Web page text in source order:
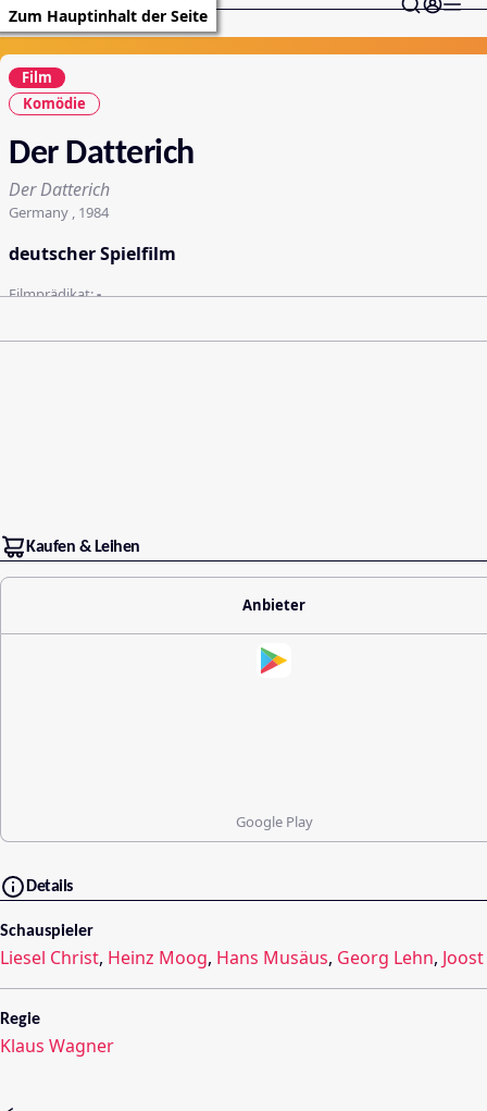
Zum Hauptinhalt der Seite
Film
Komödie
Der Datterich
Der Datterich
Germany , 1984
deutscher Spielfilm
Filmprädikat:-
Kaufen & Leihen
Anbieter
Google Play
Details
Schauspieler
Liesel Christ, Heinz Moog, Hans Musäus, Georg Lehn,
Regie
Klaus Wagner